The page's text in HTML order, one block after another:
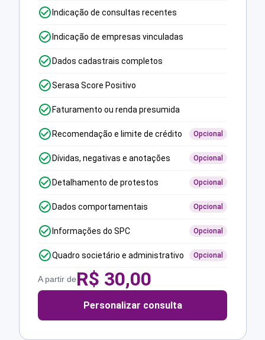
Indicação de consultas recentes
Indicação de empresas vinculadas
Dados cadastrais completos
Serasa Score Positivo
Faturamento ou renda presumida
Recomendação e limite de crédito Opcional
Dívidas, negativas e anotações Opcional
Detalhamento de protestos Opcional
Dados comportamentais Opcional
Informações do SPC Opcional
Quadro societário e administrativo Opcional
A partir deR$ 30,00
Personalizar consulta